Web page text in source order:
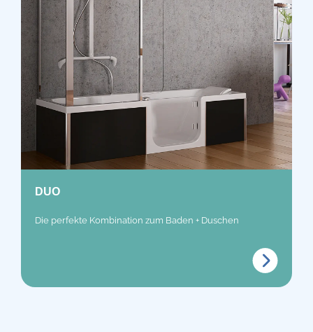
DUO
Die perfekte Kombination zum Baden + Duschen